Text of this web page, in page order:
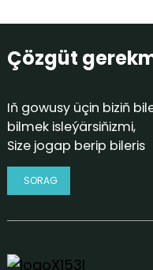
Çözgüt
Iň gowusy üçin biziň
bilmek isleýärsiňizmi,
Size jogap berip bileris
SORAG